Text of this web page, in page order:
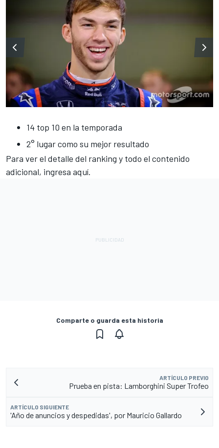
14 top 10 en la temporada
2° lugar como su mejor resultado
Para ver el detalle del ranking y todo el contenido
adicional, ingresa aquí.
Comparte o guarda esta historia
ARTÍCULO PREVIO
Prueba en pista: Lamborghini Super Trofeo
ARTÍCULO SIGUIENTE
'Año de anuncios y despedidas', por Mauricio Gallardo